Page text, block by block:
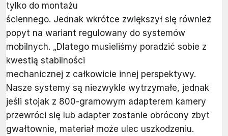
tylko do montażu
ściennego. Jednak wkrótce zwiększył się również
popyt na wariant regulowany do systemów
mobilnych. „Dlatego musieliśmy poradzić sobie z
kwestią stabilności
mechanicznej z całkowicie innej perspektywy.
Nasze systemy są niezwykle wytrzymałe, jednak
jeśli stojak z 800-gramowym adapterem kamery
przewróci się lub adapter zostanie obrócony zbyt
gwałtownie, materiał może ulec uszkodzeniu.